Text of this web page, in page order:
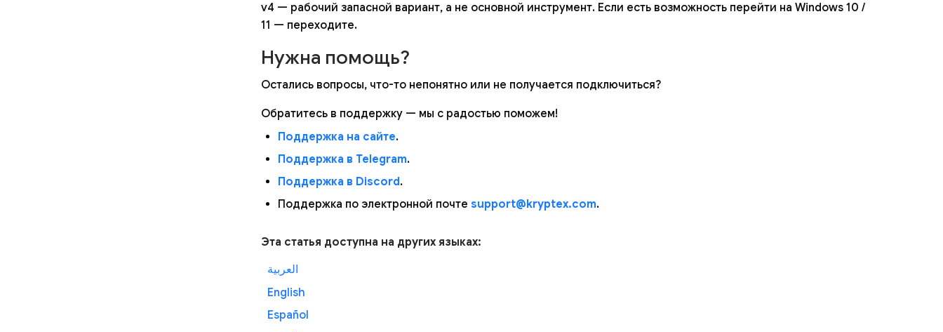
v4 — рабочий запасной вариант, а не основной инструмент. Если есть возможность перейти на Windows 10 /
11 — переходите.
Нужна помощь?
Остались вопросы, что-то непонятно или не получается подключиться?
Обратитесь в поддержку — мы с радостью поможем!
Поддержка на сайте.
Поддержка в Telegram.
Поддержка в Discord.
Поддержка по электронной почте support@kryptex.com.
Эта статья доступна на других языках:
العربية
English
Español